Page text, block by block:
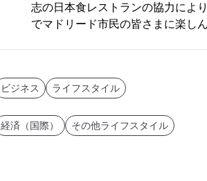
志の日本食レストランの協力によ
でマドリード市民の皆さまに楽し
ビジネス ライフスタイル
経済（国際） その他ライフスタイル